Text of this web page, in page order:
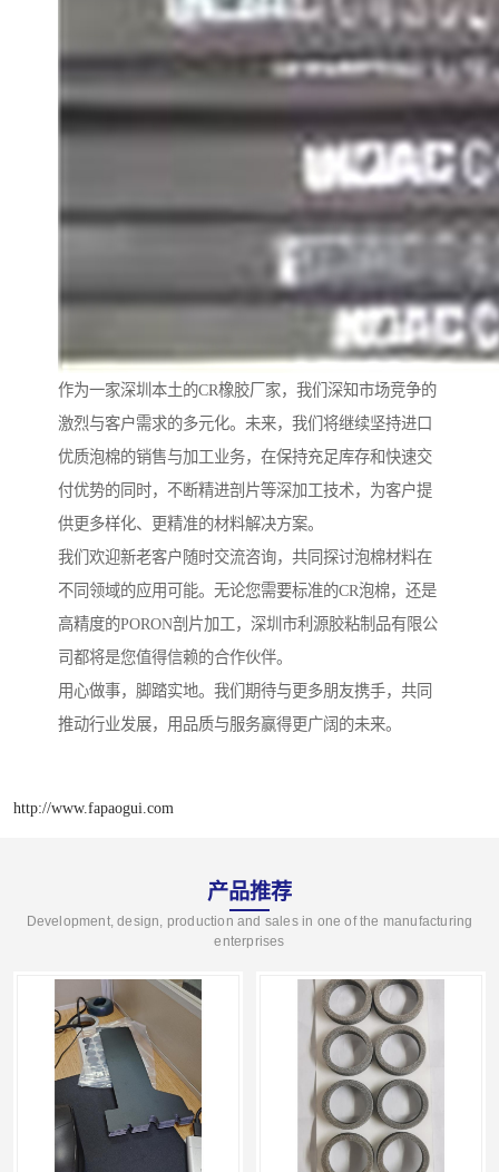
作为一家深圳本土的CR橡胶厂家，我们深知市场竞争的
激烈与客户需求的多元化。未来，我们将继续坚持进口
优质泡棉的销售与加工业务，在保持充足库存和快速交
付优势的同时，不断精进剖片等深加工技术，为客户提
供更多样化、更精准的材料解决方案。
我们欢迎新老客户随时交流咨询，共同探讨泡棉材料在
不同领域的应用可能。无论您需要标准的CR泡棉，还是
高精度的PORON剖片加工，深圳市利源胶粘制品有限公
司都将是您值得信赖的合作伙伴。
用心做事，脚踏实地。我们期待与更多朋友携手，共同
推动行业发展，用品质与服务赢得更广阔的未来。
http://www.fapaogui.com
产品推荐
Development, design, production and sales in one of the manufacturing
enterprises